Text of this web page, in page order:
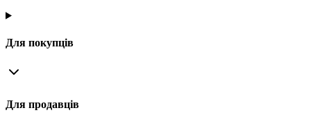
Для покупців
Для продавців